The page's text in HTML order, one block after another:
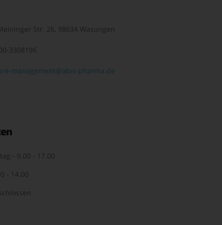
Str. 26, 98634 Wasungen
3308196
management@abis-pharma.de
- 9.00 - 17.00
- 14.00